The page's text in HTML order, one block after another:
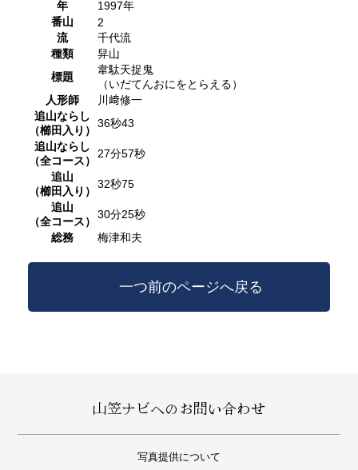
年
1997年
番山
2
流
千代流
種類
舁山
標題
韋駄天捉鬼
（いだてんおにをとらえる）
人形師
川﨑修一
追山ならし
（櫛田入り）
36秒43
追山ならし
（全コース）
27分57秒
追山
（櫛田入り）
32秒75
追山
（全コース）
30分25秒
総務
梅津和夫
一つ前のページへ戻る
山笠ナビへのお問い合わせ
写真提供について